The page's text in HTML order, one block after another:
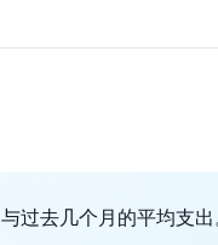
过去几个月的平均支